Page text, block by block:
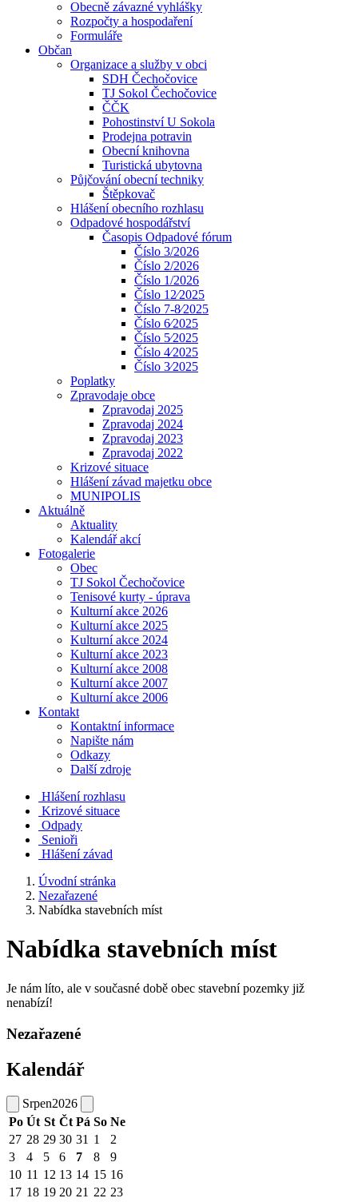
Obecně závazné vyhlášky
Rozpočty a hospodaření
Formuláře
Občan
Organizace a služby v obci
SDH Čechočovice
TJ Sokol Čechočovice
ČČK
Pohostinství U Sokola
Prodejna potravin
Obecní knihovna
Turistická ubytovna
Půjčování obecní techniky
Štěpkovač
Hlášení obecního rozhlasu
Odpadové hospodářství
Časopis Odpadové fórum
Číslo 3/2026
Číslo 2/2026
Číslo 1/2026
Číslo 12⁄2025
Číslo 7-8⁄2025
Číslo 6⁄2025
Číslo 5⁄2025
Číslo 4⁄2025
Číslo 3⁄2025
Poplatky
Zpravodaje obce
Zpravodaj 2025
Zpravodaj 2024
Zpravodaj 2023
Zpravodaj 2022
Krizové situace
Hlášení závad majetku obce
MUNIPOLIS
Aktuálně
Aktuality
Kalendář akcí
Fotogalerie
Obec
TJ Sokol Čechočovice
Tenisové kurty - úprava
Kulturní akce 2026
Kulturní akce 2025
Kulturní akce 2024
Kulturní akce 2023
Kulturní akce 2008
Kulturní akce 2007
Kulturní akce 2006
Kontakt
Kontaktní informace
Napište nám
Odkazy
Další zdroje
Hlášení rozhlasu
Krizové situace
Odpady
Senioři
Hlášení závad
Úvodní stránka
Nezařazené
Nabídka stavebních míst
Nabídka stavebních míst
Je nám líto, ale v současné době obec stavební pozemky již
nenabízí!
Nezařazené
Kalendář
Srpen2026
Po Út St Čt Pá So Ne
27 28 29 30 31 1
2
3
4 5 6 7 8
9
10 11 12 13 14 15 16
17 18 19 20 21 22 23